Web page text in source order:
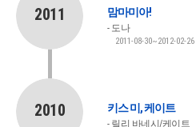
2011 맘마미아!
도나
2011-08-30~2012-02-26
2010 키스 미, 케이트
릴리 바네시/케이트